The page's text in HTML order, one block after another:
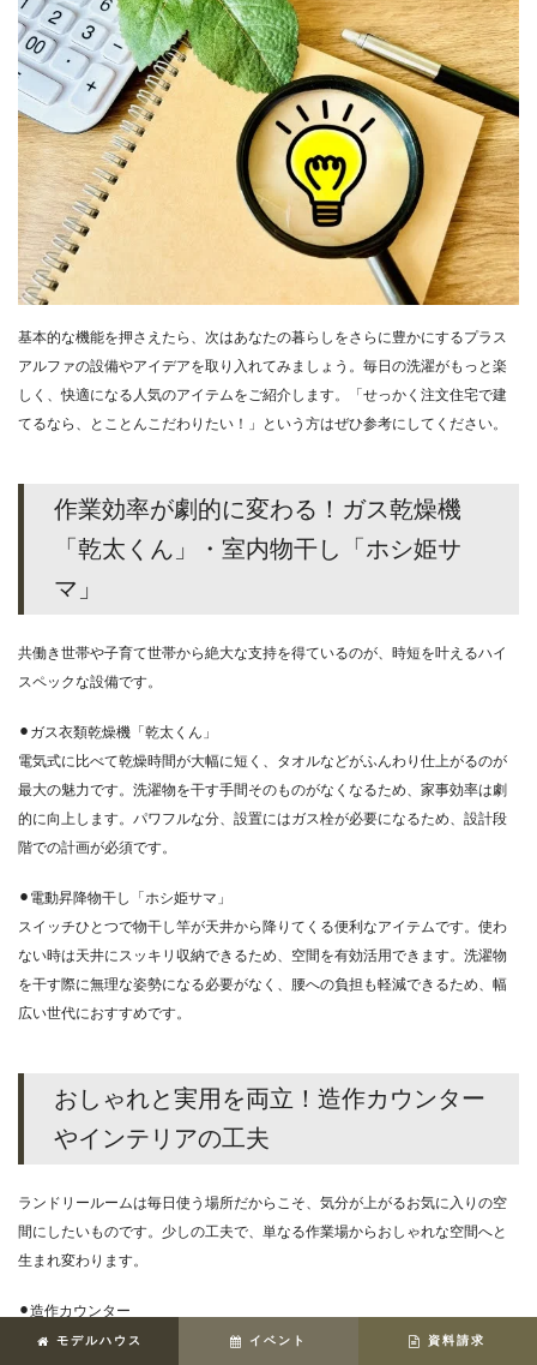
モデルハウス イベント 資料請求
基本的な機能を押さえたら、次はあなたの暮らしをさらに豊かにするプラス
アルファの設備やアイデアを取り入れてみましょう。毎日の洗濯がもっと楽
しく、快適になる人気のアイテムをご紹介します。「せっかく注文住宅で建
てるなら、とことんこだわりたい！」という方はぜひ参考にしてください。
作業効率が劇的に変わる！ガス乾燥機
「乾太くん」・室内物干し「ホシ姫サ
マ」
共働き世帯や子育て世帯から絶大な支持を得ているのが、時短を叶えるハイ
スペックな設備です。
⚫︎ガス衣類乾燥機「乾太くん」
電気式に比べて乾燥時間が大幅に短く、タオルなどがふんわり仕上がるのが
最大の魅力です。洗濯物を干す手間そのものがなくなるため、家事効率は劇
的に向上します。パワフルな分、設置にはガス栓が必要になるため、設計段
階での計画が必須です。
⚫︎電動昇降物干し「ホシ姫サマ」
スイッチひとつで物干し竿が天井から降りてくる便利なアイテムです。使わ
ない時は天井にスッキリ収納できるため、空間を有効活用できます。洗濯物
を干す際に無理な姿勢になる必要がなく、腰への負担も軽減できるため、幅
広い世代におすすめです。
おしゃれと実用を両立！造作カウンター
やインテリアの工夫
ランドリールームは毎日使う場所だからこそ、気分が上がるお気に入りの空
間にしたいものです。少しの工夫で、単なる作業場からおしゃれな空間へと
生まれ変わります。
⚫︎造作カウンター
アイロンがけや洗濯物を畳むための作業台として、家の雰囲気に合わせた造